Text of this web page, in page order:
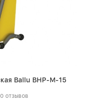
Ballu BHP-M-15
0 отзывов